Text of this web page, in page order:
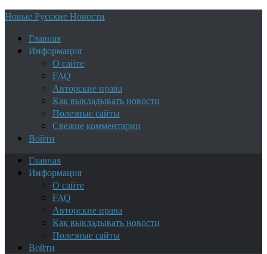
Новые Русские Новости
Главная
Информация
О сайте
FAQ
Авторские права
Как выкладывать новости
Полезные сайты
Свежие комментарии
Войти
Главная
Информация
О сайте
FAQ
Авторские права
Как выкладывать новости
Полезные сайты
Войти